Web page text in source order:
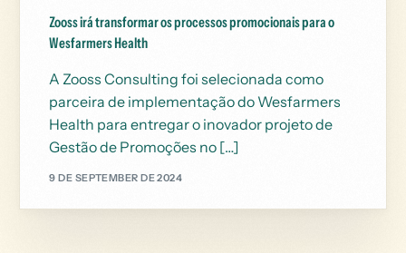
Zooss irá transformar os processos promocionais para o
Wesfarmers Health
A Zooss Consulting foi selecionada como
parceira de implementação do Wesfarmers
Health para entregar o inovador projeto de
Gestão de Promoções no […]
9 DE SEPTEMBER DE 2024